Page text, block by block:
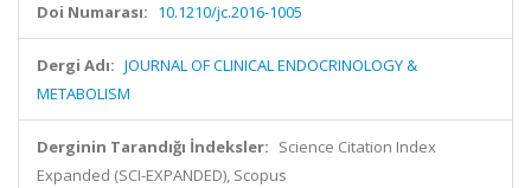
Doi Numarası: 10.1210/jc.2016-1005
Dergi Adı: JOURNAL OF CLINICAL ENDOCRINOLOGY &
METABOLISM
Derginin Tarandığı İndeksler: Science Citation Index
Expanded (SCI-EXPANDED), Scopus